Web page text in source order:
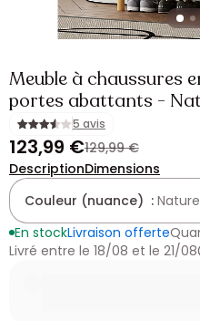
Meuble à chaussures
portes abattants -
5 avis
123,99 €129,99 €
DescriptionDimensions
Couleur (nuance) :
En stockLivraison offerte
Livré entre le 18/08 et le 21/08